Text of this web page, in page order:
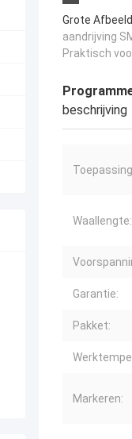
Grote
aandrijving
Praktisch
beschrijving
Waallengte:
Garantie:
Pakket:
Markeren: